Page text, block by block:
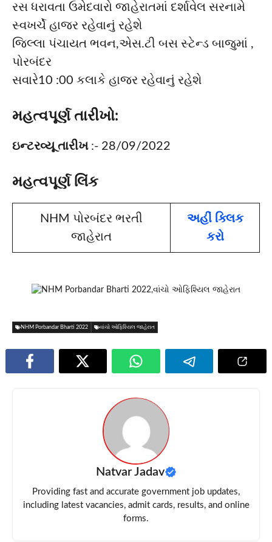
રસ ધરાવતા ઉમેદવારો જાહેરાતમાં દર્શાવેલ સરનામે
સ્વખર્ચે હાજર રહેવાનું રહેશે
જિલ્લા પંચાયત ભવન,એસ.ટી બસ સ્ટેન્ડ બાજુમાં ,
પોરબંદર
સવારે10 :00 કલાકે હાજર રહેવાનું રહેશે
મહત્વપૂર્ણ તારીખો:
ઇન્ટરવ્યૂ તારીખ:- 28/09/2022
મહત્વપૂર્ણ લિંક
NHM પોરબંદર ભરતી
જાહેરાત
અહીં ક્લિક
કરો
NHM Porbandar Bharti 2022 વાંચો ઓફિશ્યિલ જાહેરાત
Natvar Jadav
Providing fast and accurate government job updates,
including latest vacancies, admit cards, results, and online
forms.